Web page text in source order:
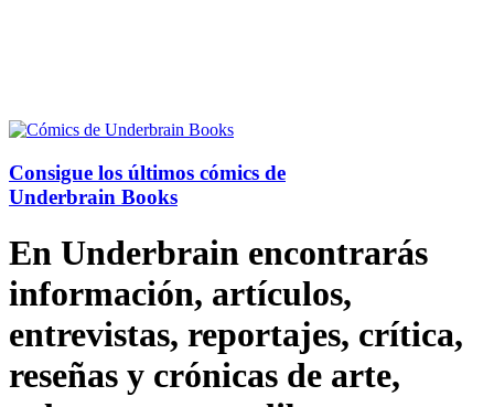
Consigue los últimos cómics de
Underbrain Books
En Underbrain encontrarás
información, artículos,
entrevistas, reportajes, crítica,
reseñas y crónicas de arte,